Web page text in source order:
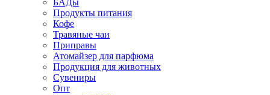
БАДы
Продукты питания
Кофе
Травяные чаи
Приправы
Атомайзер для парфюма
Продукция для животных
Сувениры
Опт